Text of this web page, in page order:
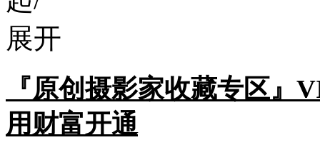
『原创摄影家收藏专区』
用财富开通